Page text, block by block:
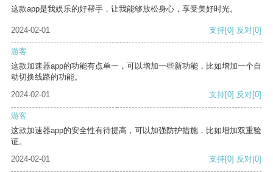
这款app是我娱乐的好帮手，让我能够放松身心，享受美好时光。
2024-02-01 支持[0] 反对[0]
游客
这款加速器app的功能有点单一，可以增加一些新功能，比如增加一个自
动切换线路的功能。
2024-02-01
支持[0] 反对[0]
游客
这款加速器app的安全性有待提高，可以加强防护措施，比如增加双重验
证。
2024-02-01
支持[0] 反对[0]